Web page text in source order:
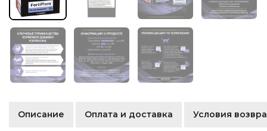
Описание Оплата и доставка Условия